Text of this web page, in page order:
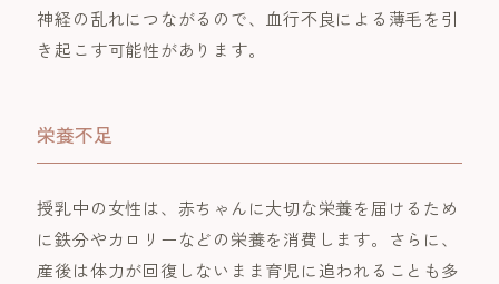
神経の乱れにつながるので、血行不良による薄毛を引
き起こす可能性があります。
栄養不足
授乳中の女性は、赤ちゃんに大切な栄養を届けるため
に鉄分やカロリーなどの栄養を消費します。さらに、
産後は体力が回復しないまま育児に追われることも多